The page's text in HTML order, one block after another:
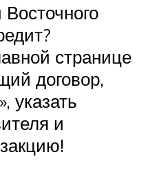
странице
договор,
указать
и